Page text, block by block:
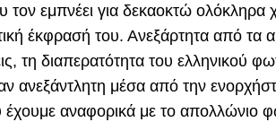
εμπνέει για δεκαοκτώ ολόκληρα
έκφρασή του. Ανεξάρτητα από
τη διαπερατότητα του
ανεξάντλητη μέσα από την
έχουμε αναφορικά με το